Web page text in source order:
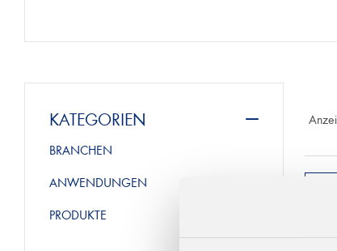
KATEGORIEN
BRANCHEN
ANWENDUNGEN
PRODUKTE